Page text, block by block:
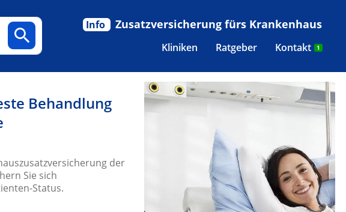
Kliniken
Ratgeber Kontakt 1
Info Zusatzversicherung fürs Krankenhaus
Behandlung
der
Sie sich
Status.